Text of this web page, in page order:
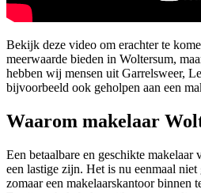
Bekijk deze video om erachter te
meerwaarde bieden in Woltersum,
hebben wij mensen uit Garrelsweer,
bijvoorbeeld ook geholpen aan een
Waarom makelaar
Een betaalbare en geschikte
een lastige zijn. Het is nu eenmaal
zomaar een makelaarskantoor binnen